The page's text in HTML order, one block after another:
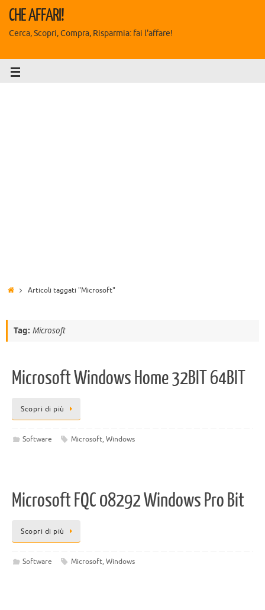
CHE AFFARI!
Cerca, Scopri, Compra, Risparmia: fai l'affare!
Articoli taggati "Microsoft"
Tag: Microsoft
Microsoft Windows Home 32BIT 64BIT
Scopri di più
Software Microsoft,Windows
Microsoft FQC 08292 Windows Pro Bit
Scopri di più
Software Microsoft,Windows